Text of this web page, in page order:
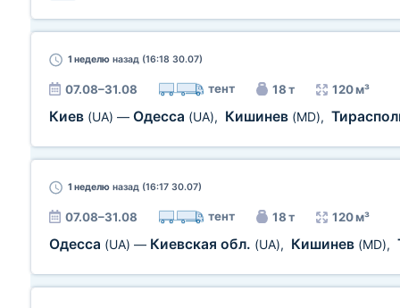
1 неделю назад (16:18 30.07)
07.08–31.08 тент 18 т 120 м³
Киев (UA) — Одесса (UA), Кишинев (MD),
1 неделю назад (16:17 30.07)
07.08–31.08 тент 18 т 120 м³
Одесса (UA) — Киевская обл. (UA), Кишинев (MD),